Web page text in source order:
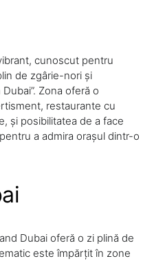
cunoscut pentru
de zgârie-nori și
Zona oferă o
restaurante cu
și posibilitatea de a face
a admira orașul dintr-o
Dubai oferă o zi plină de
este împărțit în zone